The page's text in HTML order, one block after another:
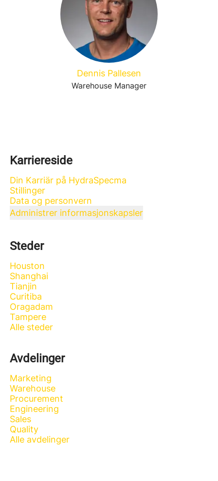
Dennis Pallesen
Warehouse Manager
Karriereside
Din Karriär på HydraSpecma
Stillinger
Data og personvern
Administrer informasjonskapsler
Steder
Houston
Shanghai
Tianjin
Curitiba
Oragadam
Tampere
Alle steder
Avdelinger
Marketing
Warehouse
Procurement
Engineering
Sales
Quality
Alle avdelinger